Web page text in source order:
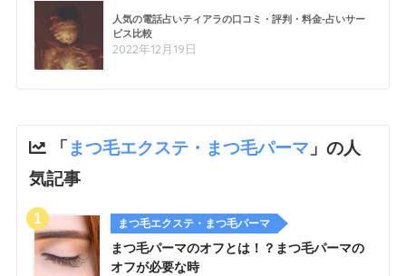
人気の電話占いティアラの口コミ・評判・料金-占いサー
ビス比較
2022年12月19日
「まつ毛エクステ・まつ毛パーマ 」の人
気記事
まつ毛エクステ・まつ毛パーマ
まつ毛パーマのオフとは！？まつ毛パーマの
オフが必要な時